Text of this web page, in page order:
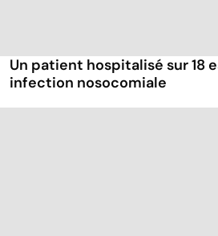
Un patient hospitalisé sur 18
infection nosocomiale